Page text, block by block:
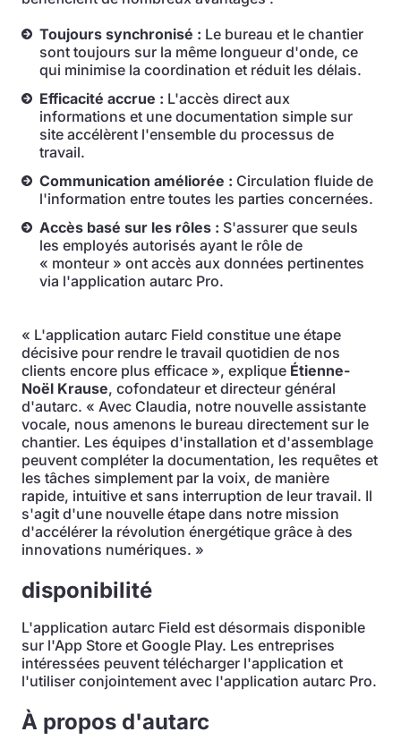
Toujours synchronisé : Le bureau et le chantier
sont toujours sur la même longueur d'onde, ce
qui minimise la coordination et réduit les délais.
Efficacité accrue : L'accès direct aux
informations et une documentation simple sur
site accélèrent l'ensemble du processus de
travail.
Communication améliorée : Circulation fluide de
l'information entre toutes les parties concernées.
Accès basé sur les rôles : S'assurer que seuls
les employés autorisés ayant le rôle de
« monteur » ont accès aux données pertinentes
via l'application autarc Pro.
« L'application autarc Field constitue une étape
décisive pour rendre le travail quotidien de nos
clients encore plus efficace », explique Étienne-
Noël Krause, cofondateur et directeur général
d'autarc. « Avec Claudia, notre nouvelle assistante
vocale, nous amenons le bureau directement sur le
chantier. Les équipes d'installation et d'assemblage
peuvent compléter la documentation, les requêtes et
les tâches simplement par la voix, de manière
rapide, intuitive et sans interruption de leur travail. Il
s'agit d'une nouvelle étape dans notre mission
d'accélérer la révolution énergétique grâce à des
innovations numériques. »
disponibilité
L'application autarc Field est désormais disponible
sur l'App Store et Google Play. Les entreprises
intéressées peuvent télécharger l'application et
l'utiliser conjointement avec l'application autarc Pro.
À propos d'autarc